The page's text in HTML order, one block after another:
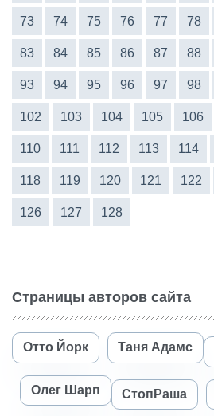
73 74 75 76 77 78
83 84 85 86 87 88
93 94 95 96 97 98
102 103 104 105 106
110 111 112 113 114
118 119 120 121 122
126 127 128
Страницы авторов сайта
Отто Йорк Таня Адамс
Олег Шарп СтопРаша